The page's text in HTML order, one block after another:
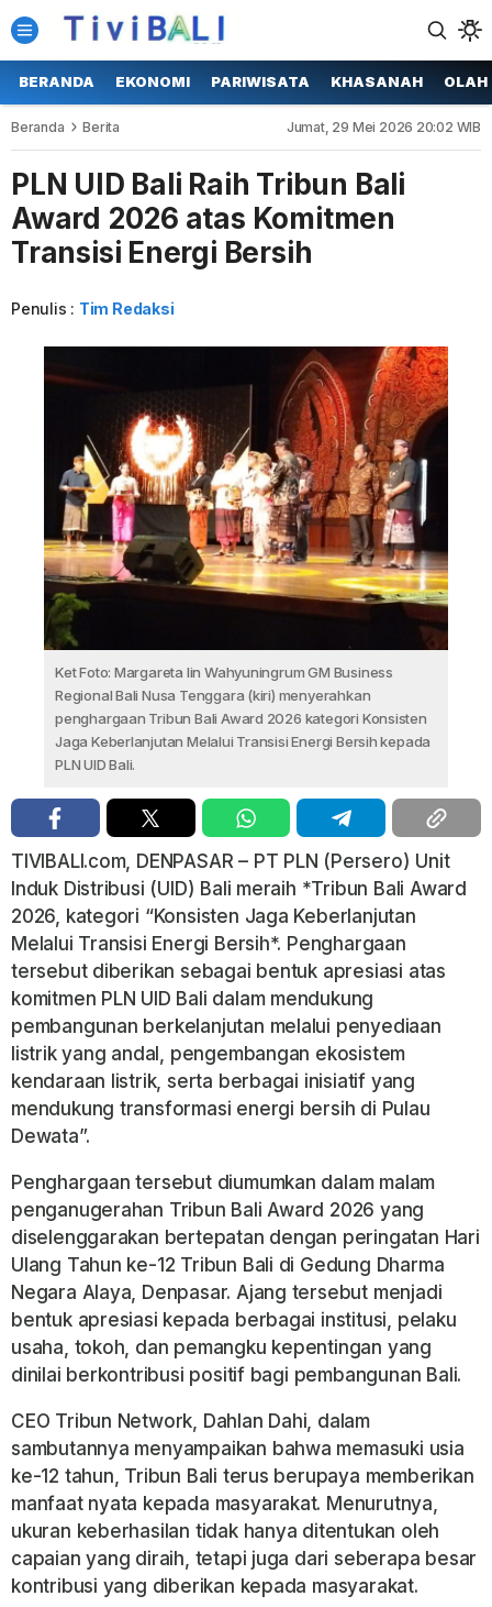
BERANDA EKONOMI PARIWISATA KHASANAH OLAH
Beranda Berita Jumat, 29 Mei 2026 20:02 WIB
PLN UID Bali Raih Tribun Bali
Award 2026 atas Komitmen
Transisi Energi Bersih
Penulis : Tim Redaksi
Ket Foto: Margareta Iin Wahyuningrum GM Business
Regional Bali Nusa Tenggara (kiri) menyerahkan
penghargaan Tribun Bali Award 2026 kategori Konsisten
Jaga Keberlanjutan Melalui Transisi Energi Bersih kepada
PLN UID Bali.
TIVIBALI.com, DENPASAR – PT PLN (Persero) Unit
Induk Distribusi (UID) Bali meraih *Tribun Bali Award
2026, kategori “Konsisten Jaga Keberlanjutan
Melalui Transisi Energi Bersih*. Penghargaan
tersebut diberikan sebagai bentuk apresiasi atas
komitmen PLN UID Bali dalam mendukung
pembangunan berkelanjutan melalui penyediaan
listrik yang andal, pengembangan ekosistem
kendaraan listrik, serta berbagai inisiatif yang
mendukung transformasi energi bersih di Pulau
Dewata”.
Penghargaan tersebut diumumkan dalam malam
penganugerahan Tribun Bali Award 2026 yang
diselenggarakan bertepatan dengan peringatan Hari
Ulang Tahun ke-12 Tribun Bali di Gedung Dharma
Negara Alaya, Denpasar. Ajang tersebut menjadi
bentuk apresiasi kepada berbagai institusi, pelaku
usaha, tokoh, dan pemangku kepentingan yang
dinilai berkontribusi positif bagi pembangunan Bali.
CEO Tribun Network, Dahlan Dahi, dalam
sambutannya menyampaikan bahwa memasuki usia
ke-12 tahun, Tribun Bali terus berupaya memberikan
manfaat nyata kepada masyarakat. Menurutnya,
ukuran keberhasilan tidak hanya ditentukan oleh
capaian yang diraih, tetapi juga dari seberapa besar
kontribusi yang diberikan kepada masyarakat.